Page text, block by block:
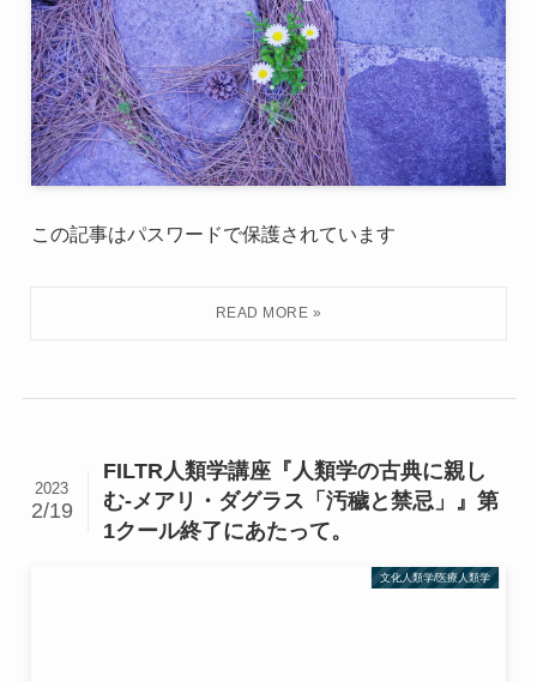
この記事はパスワードで保護されています
FILTR人類学講座『人類学の古典に親し
む-メアリ・ダグラス「汚穢と禁忌」』第
1クール終了にあたって。
2023
2/19
文化人類学/医療人類学